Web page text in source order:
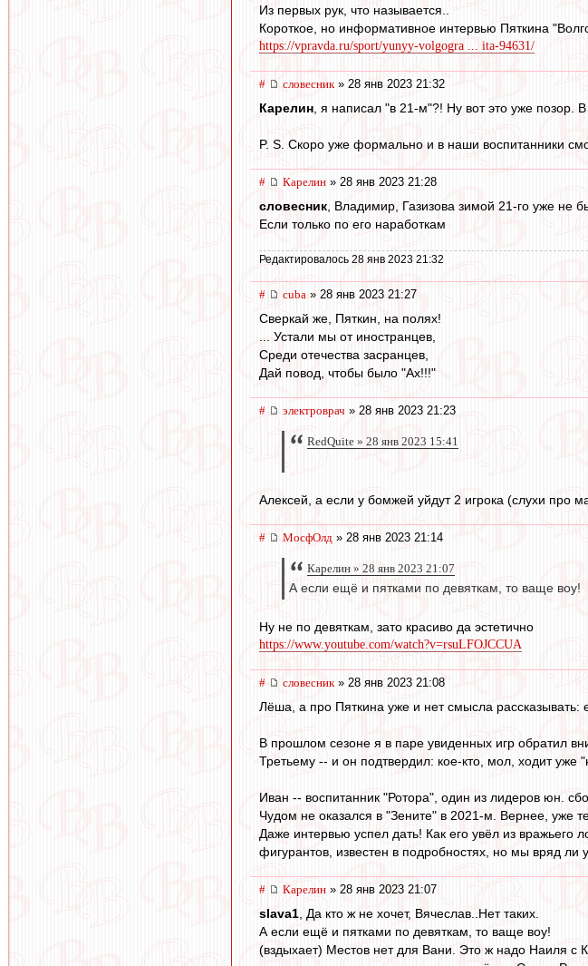
Из первых рук, что называется..
Короткое, но информативное интервью Пяткина
https://vpravda.ru/sport/yunyy-volgogra ... ita-94631/
# словесник» 28 янв 2023 21:32
Карелин , я написал "в 21-м"?! Ну вот это уже позор.
P. S. Скоро уже формально и в наши воспитанники
# Карелин » 28 янв 2023 21:28
словесник , Владимир, Газизова зимой 21-го уже не
Если только по его наработкам
Редактировалось 28 янв 2023 21:32
# cuba » 28 янв 2023 21:27
Сверкай же, Пяткин, на полях!
... Устали мы от иностранцев,
Среди отечества засранцев,
Дай повод, чтобы было "Ах!!!"
# электроврач » 28 янв 2023 21:23
RedQuite » 28 янв 2023 15:41
Алексей, а если у бомжей уйдут 2 игрока (слухи
# МосфОлд » 28 янв 2023 21:14
Карелин » 28 янв 2023 21:07
А если ещё и пятками по девяткам, то ваще воу!
Ну не по девяткам, зато красиво да эстетично
https://www.youtube.com/watch?v=rsuLFOJCCUA
# словесник» 28 янв 2023 21:08
Лёша, а про Пяткина уже и нет смысла рассказывать:
В прошлом сезоне я в паре увиденных игр обратил
Третьему -- и он подтвердил: кое-кто, мол, ходит уже
Иван -- воспитанник "Ротора", один из лидеров юн.
Чудом не оказался в "Зените" в 2021-м. Вернее, уже
Даже интервью успел дать! Как его увёл из вражьего
фигурантов, известен в подробностях, но мы вряд ли
# Карелин » 28 янв 2023 21:07
slava1 , Да кто ж не хочет, Вячеслав..Нет таких.
А если ещё и пятками по девяткам, то ваще воу!
(вздыхает) Местов нет для Вани. Это ж надо Наиля с